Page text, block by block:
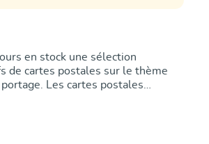
en stock une sélection
de cartes postales sur le thème
Les cartes postales
et mélangées en fonction du